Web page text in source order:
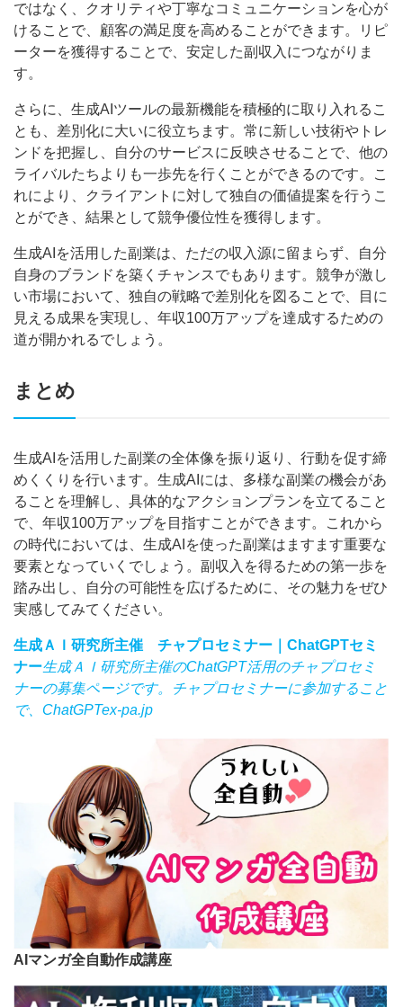
ではなく、クオリティや丁寧なコミュニケーションを心が
けることで、顧客の満足度を高めることができます。リピ
ーターを獲得することで、安定した副収入につながりま
す。
さらに、生成AIツールの最新機能を積極的に取り入れるこ
とも、差別化に大いに役立ちます。常に新しい技術やトレ
ンドを把握し、自分のサービスに反映させることで、他の
ライバルたちよりも一歩先を行くことができるのです。こ
れにより、クライアントに対して独自の価値提案を行うこ
とができ、結果として競争優位性を獲得します。
生成AIを活用した副業は、ただの収入源に留まらず、自分
自身のブランドを築くチャンスでもあります。競争が激し
い市場において、独自の戦略で差別化を図ることで、目に
見える成果を実現し、年収100万アップを達成するための
道が開かれるでしょう。
まとめ
生成AIを活用した副業の全体像を振り返り、行動を促す締
めくくりを行います。生成AIには、多様な副業の機会があ
ることを理解し、具体的なアクションプランを立てること
で、年収100万アップを目指すことができます。これから
の時代においては、生成AIを使った副業はますます重要な
要素となっていくでしょう。副収入を得るための第一歩を
踏み出し、自分の可能性を広げるために、その魅力をぜひ
実感してみてください。
生成ＡＩ研究所主催 チャプロセミナー｜ChatGPTセミ
ナー生成ＡＩ研究所主催のChatGPT活用のチャプロセミ
ナーの募集ページです。チャプロセミナーに参加すること
で、ChatGPTex-pa.jp
AIマンガ全自動作成講座